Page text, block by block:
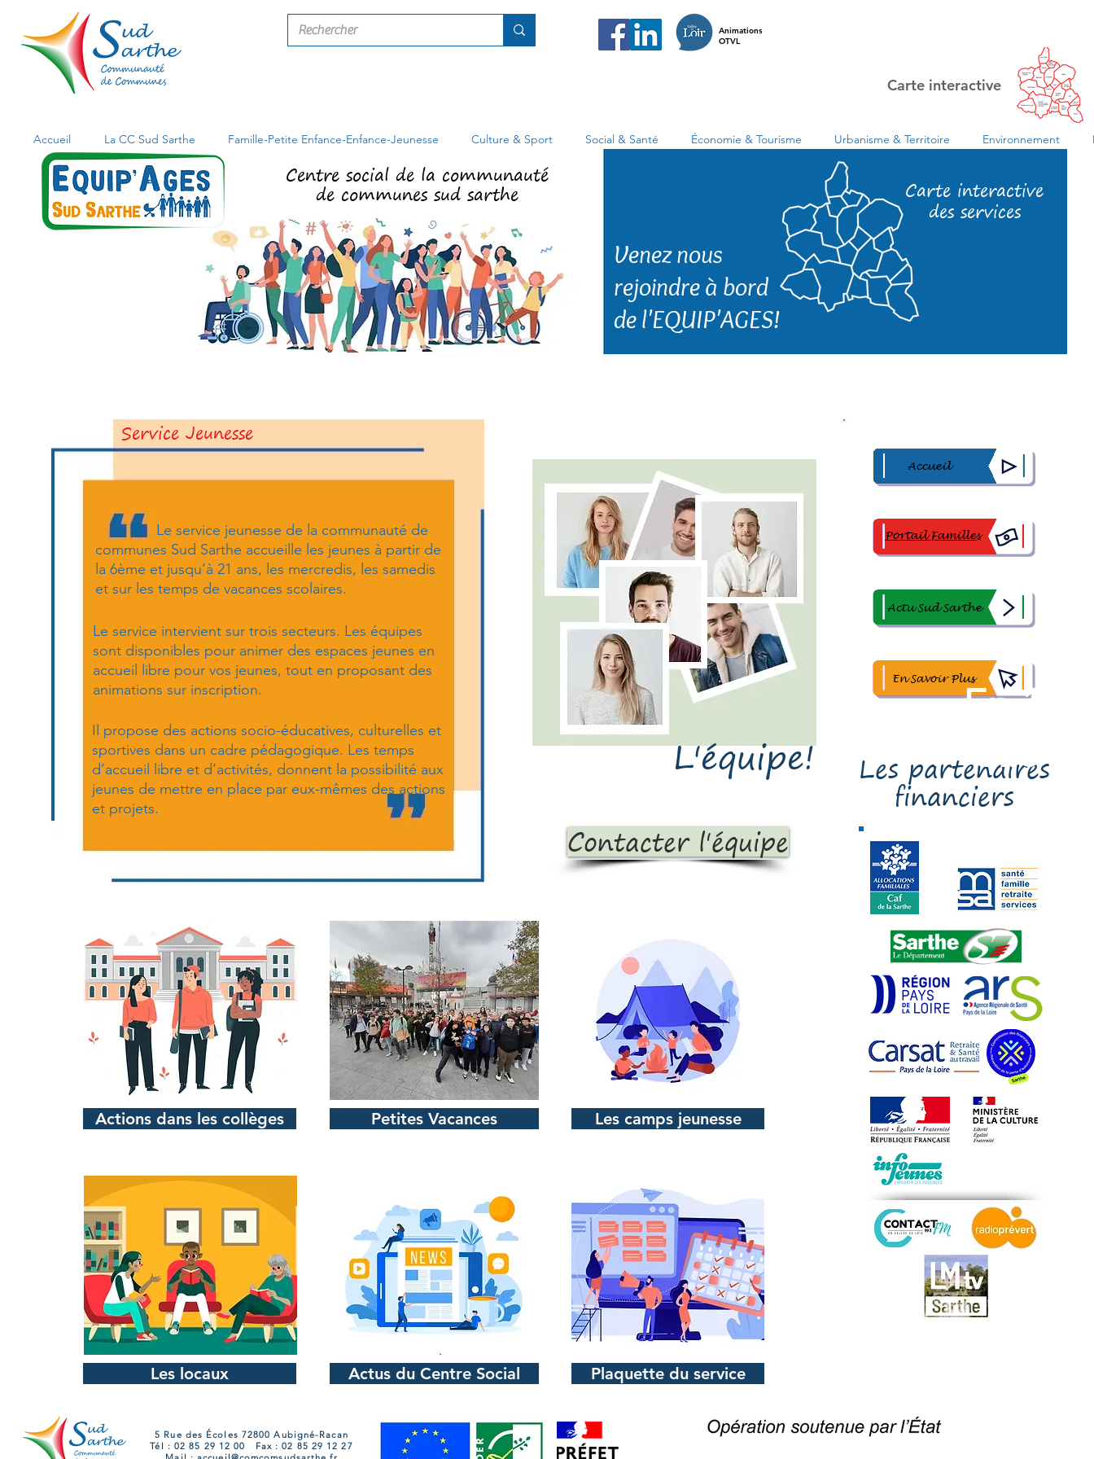
Animations
OTVL
Carte interactive
En 1
Clic
Venez nous
rejoindre à bord
de l'EQUIP'AGES!
Carte interactive
des services
Centre social de la communauté
de communes sud sarthe
Il propose des actions socio-éducatives, culturelles et
sportives dans un cadre pédagogique. Les temps
d’accueil libre et d’activités, donnent la possibilité aux
jeunes de mettre en place par eux-mêmes des actions
et projets.
Le service intervient sur trois secteurs. Les équipes
sont disponibles pour animer des espaces jeunes en
accueil libre pour vos jeunes, tout en proposant des
animations sur inscription.
Le service jeunesse de la communauté de
communes Sud Sarthe accueille les jeunes à partir de
la 6ème et jusqu’à 21 ans, les mercredis, les samedis
et sur les temps de vacances scolaires.
Service Jeunesse
L'équipe!
Contacter l'équipe
Actions dans les collèges Petites Vacances Les camps jeunesse
Les locaux Actus du Centre Social Plaquette du service
Accueil
Portail Familles
Actu Sud Sarthe
En Savoir Plus
Les partenaires
financiers
Accueil La CC Sud Sarthe Famille-Petite Enfance-Enfance-Jeunesse Culture & Sport Social & Santé Économie & Tourisme Urbanisme & Territoire Environnement
5 Rue des Écoles 72800 Aubigné-Racan
Tél : 02 85 29 12 00 Fax : 02 85 29 12 27